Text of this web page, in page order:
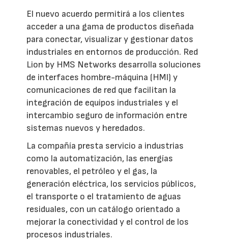
El nuevo acuerdo permitirá a los clientes
acceder a una gama de productos diseñada
para conectar, visualizar y gestionar datos
industriales en entornos de producción. Red
Lion by HMS Networks desarrolla soluciones
de interfaces hombre-máquina (HMI) y
comunicaciones de red que facilitan la
integración de equipos industriales y el
intercambio seguro de información entre
sistemas nuevos y heredados.
La compañía presta servicio a industrias
como la automatización, las energías
renovables, el petróleo y el gas, la
generación eléctrica, los servicios públicos,
el transporte o el tratamiento de aguas
residuales, con un catálogo orientado a
mejorar la conectividad y el control de los
procesos industriales.